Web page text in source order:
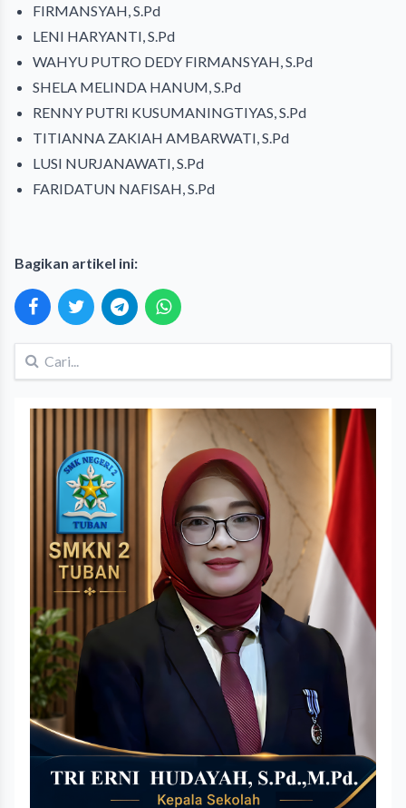
FIRMANSYAH, S.Pd
LENI HARYANTI, S.Pd
WAHYU PUTRO DEDY FIRMANSYAH, S.Pd
SHELA MELINDA HANUM, S.Pd
RENNY PUTRI KUSUMANINGTIYAS, S.Pd
TITIANNA ZAKIAH AMBARWATI, S.Pd
LUSI NURJANAWATI, S.Pd
FARIDATUN NAFISAH, S.Pd
Bagikan artikel ini: